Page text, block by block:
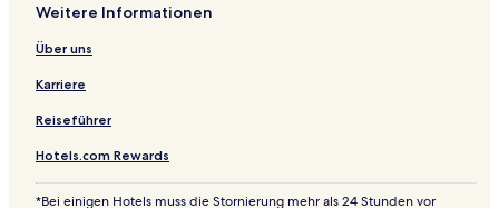
Weitere Informationen
Über uns
Karriere
Reiseführer
Hotels.com Rewards
*Bei einigen Hotels muss die Stornierung mehr als 24 Stunden vor